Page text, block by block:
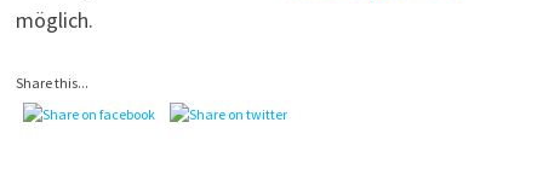
möglich.
Share this...